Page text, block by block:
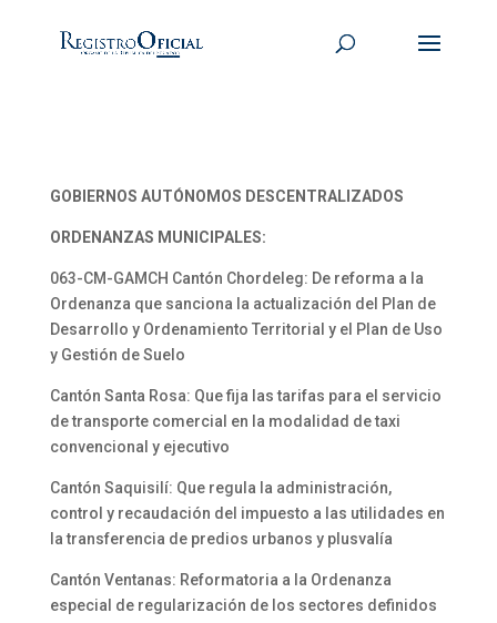
GOBIERNOS AUTÓNOMOS DESCENTRALIZADOS
ORDENANZAS MUNICIPALES:
063-CM-GAMCH Cantón Chordeleg: De reforma a la
Ordenanza que sanciona la actualización del Plan de
Desarrollo y Ordenamiento Territorial y el Plan de Uso
y Gestión de Suelo
Cantón Santa Rosa: Que fija las tarifas para el servicio
de transporte comercial en la modalidad de taxi
convencional y ejecutivo
Cantón Saquisilí: Que regula la administración,
control y recaudación del impuesto a las utilidades en
la transferencia de predios urbanos y plusvalía
Cantón Ventanas: Reformatoria a la Ordenanza
especial de regularización de los sectores definidos